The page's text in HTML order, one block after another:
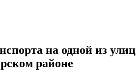
на одной из улиц
районе